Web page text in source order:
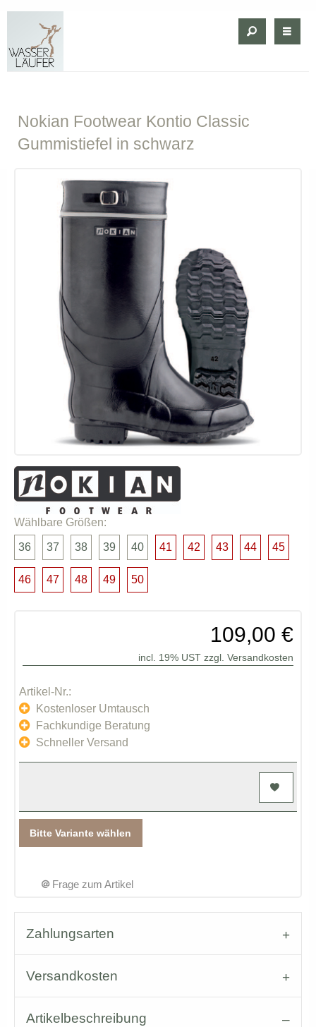
Nokian Footwear Kontio Classic
Gummistiefel in schwarz
Wählbare Größen:
36 37 38 39 40 41 42 43 44 45
46 47 48 49 50
109,00 €
incl. 19% UST zzgl. Versandkosten
Artikel-Nr.:
Kostenloser Umtausch
Fachkundige Beratung
Schneller Versand
Bitte Variante wählen
Frage zum Artikel
Zahlungsarten
Versandkosten
Artikelbeschreibung